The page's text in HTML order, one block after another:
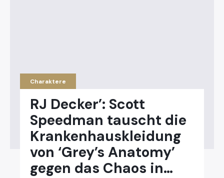
Charaktere
RJ Decker’: Scott
Speedman tauscht die
Krankenhauskleidung
von ‘Grey’s Anatomy’
gegen das Chaos in…